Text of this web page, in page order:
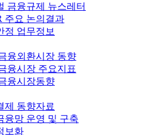
금융규제 뉴스레터
주요 논의결과
정 업무정보
융외환시장 동향
융시장 주요지표
융시장동향
제 동향자료
융망 운영 및 구축
보화